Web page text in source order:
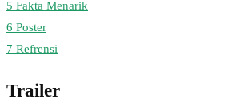
5 Fakta Menarik
6 Poster
7 Refrensi
Trailer